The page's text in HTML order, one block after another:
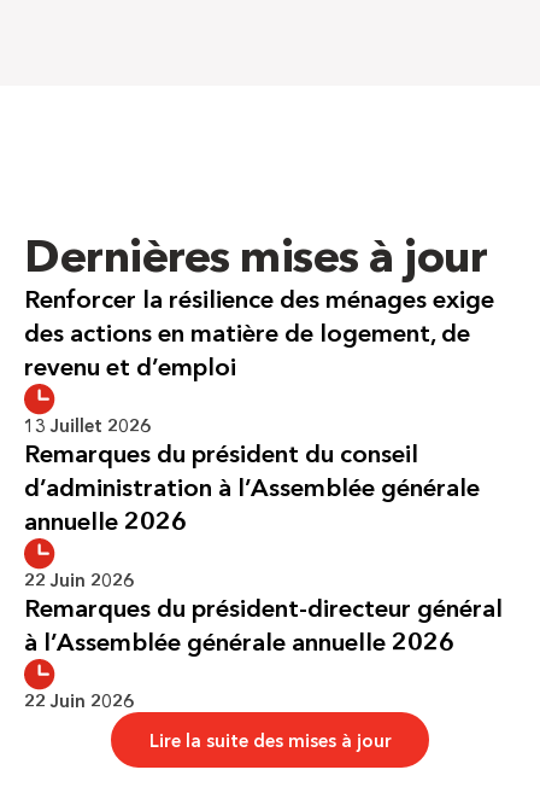
Dernières mises à jour
Renforcer la résilience des ménages exige
des actions en matière de logement, de
revenu et d’emploi
13 Juillet 2026
Remarques du président du conseil
d’administration à l’Assemblée générale
annuelle 2026
22 Juin 2026
Remarques du président-directeur général
à l’Assemblée générale annuelle 2026
22 Juin 2026
Lire la suite des mises à jour